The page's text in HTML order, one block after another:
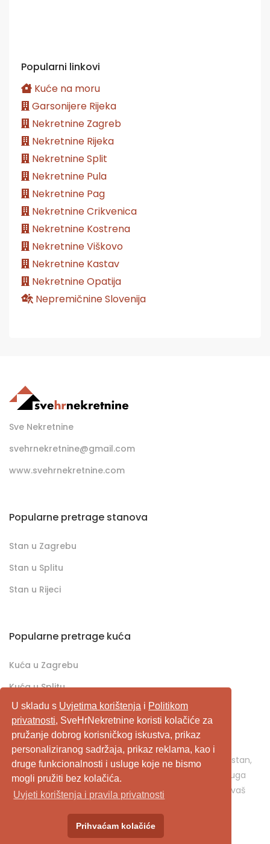
U skladu s Uvjetima korištenja i Politikom
privatnosti, SveHrNekretnine koristi kolačiće za
pružanje dobrog korisničkog iskustva, prikaz
personaliziranog sadržaja, prikaz reklama, kao i
druge funkcionalnosti i usluge koje ne bismo
mogli pružiti bez kolačića.
Uvjeti korištenja i pravila privatnosti
Prihvaćam kolačiće
Popularni linkovi
Kuće na moru
Garsonijere Rijeka
Nekretnine Zagreb
Nekretnine Rijeka
Nekretnine Split
Nekretnine Pula
Nekretnine Pag
Nekretnine Crikvenica
Nekretnine Kostrena
Nekretnine Viškovo
Nekretnine Kastav
Nekretnine Opatija
Nepremičnine Slovenija
Sve Nekretnine
svehrnekretnine@gmail.com
www.svehrnekretnine.com
Popularne pretrage stanova
Stan u Zagrebu
Stan u Splitu
Stan u Rijeci
Popularne pretrage kuća
Kuća u Zagrebu
Kuća u Splitu
Kuća u Rijeci
SveHrNekretnine.com predstavlja sveobuhvatan
pretraživač/oglašivač nekretnina. Ukoliko je u pitanju stan,
kuća, vikendica, zemljište, poslovni prostor, ili neka druga
nekretnina, svehrnekretnine.com je pravo mjesto za vaš